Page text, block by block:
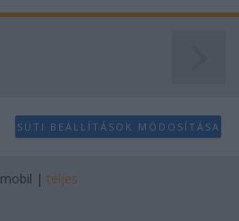
SÜTI BEÁLLÍTÁSOK MÓDOSÍTÁSA
mobil | teljes